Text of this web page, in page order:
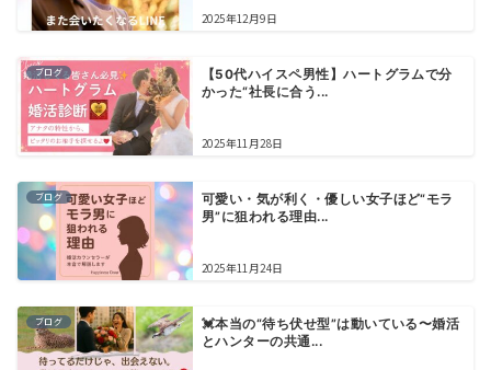
2025年12月9日
ブログ
【50代ハイスペ男性】ハートグラムで分
かった“社長に合う...
2025年11月28日
ブログ
可愛い・気が利く・優しい女子ほど“モラ
男”に狙われる理由...
2025年11月24日
ブログ
💓本当の“待ち伏せ型”は動いている〜婚活
とハンターの共通...